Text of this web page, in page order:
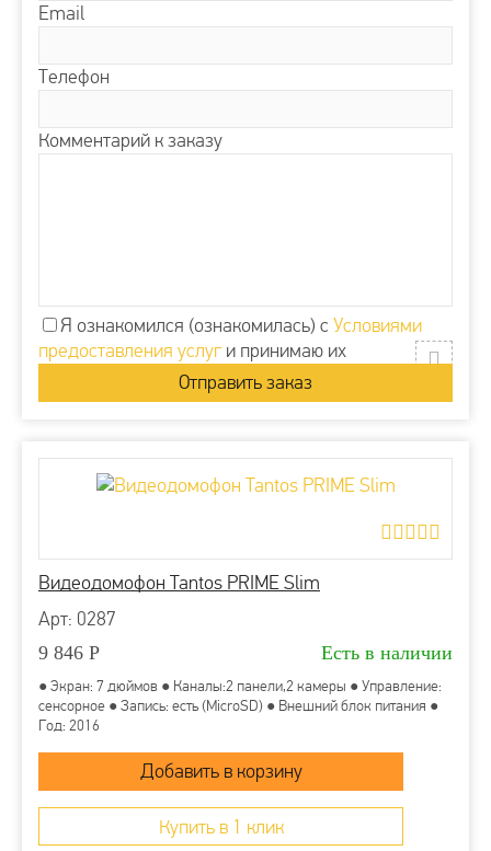
Email
Телефон
Комментарий к заказу
Я ознакомился (ознакомилась) с Условиями
предоставления услуги принимаю их
Видеодомофон Tantos PRIME Slim
Арт: 0287
9 846 Р Есть в наличии
● Экран: 7 дюймов ● Каналы:2 панели,2 камеры ● Управление:
сенсорное ● Запись: есть (MicroSD) ● Внешний блок питания ●
Год: 2016
Купить в 1 клик